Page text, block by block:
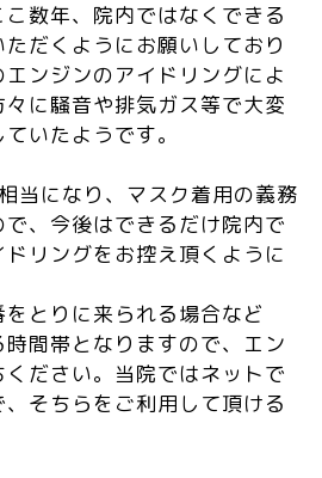
数年、院内ではなくできる
だくようにお願いしており
ンジンのアイドリングによ
に騒音や排気ガス等で大変
いたようです。
当になり、マスク着用の義務
、今後はできるだけ院内で
リングをお控え頂くように
とりに来られる場合など
間帯となりますので、エン
ださい。当院ではネットで
そちらをご利用して頂ける